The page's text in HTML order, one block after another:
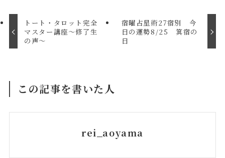
トート・タロット完全
マスター講座～修了生
の声～
宿曜占星術27宿別 今
日の運勢8/25 箕宿の
日
この記事を書いた人
rei_aoyama